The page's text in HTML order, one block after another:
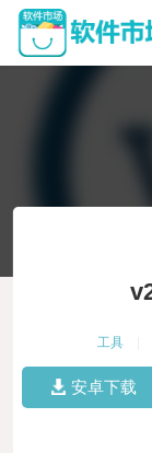
工具
安卓下载